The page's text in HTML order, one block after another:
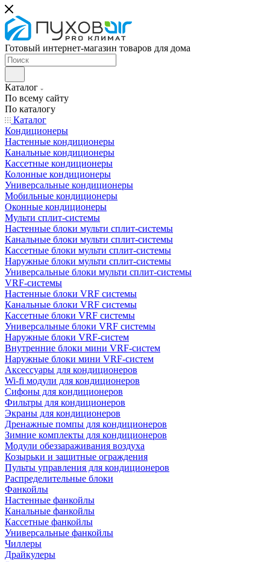
Готовый интернет-магазин товаров для дома
Каталог
По всему сайту
По каталогу
Каталог
Кондиционеры
Настенные кондиционеры
Канальные кондиционеры
Кассетные кондиционеры
Колонные кондиционеры
Универсальные кондиционеры
Мобильные кондиционеры
Оконные кондиционеры
Мульти сплит-системы
Настенные блоки мульти сплит-системы
Канальные блоки мульти сплит-системы
Кассетные блоки мульти сплит-системы
Наружные блоки мульти сплит-системы
Универсальные блоки мульти сплит-системы
VRF-системы
Настенные блоки VRF системы
Канальные блоки VRF системы
Кассетные блоки VRF системы
Универсальные блоки VRF системы
Наружные блоки VRF-систем
Внутренние блоки мини VRF-систем
Наружные блоки мини VRF-систем
Аксессуары для кондиционеров
Wi-fi модули для кондиционеров
Сифоны для кондиционеров
Фильтры для кондиционеров
Экраны для кондиционеров
Дренажные помпы для кондиционеров
Зимние комплекты для кондиционеров
Модули обеззараживания воздуха
Козырьки и защитные ограждения
Пульты управления для кондиционеров
Распределительные блоки
Фанкойлы
Настенные фанкойлы
Канальные фанкойлы
Кассетные фанкойлы
Универсальные фанкойлы
Чиллеры
Драйкулеры